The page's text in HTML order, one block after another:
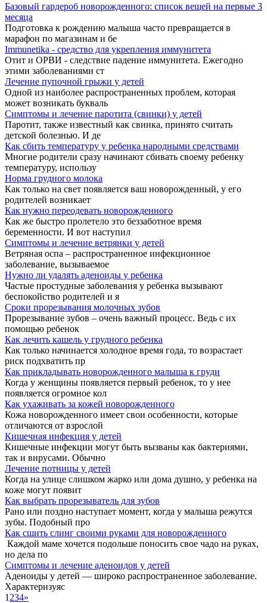
Базовый гардероб новорожденного: список вещей на первые 3
месяца
Подготовка к рождению малыша часто превращается в
марафон по магазинам и бе
Immunetika - средство для укрепления иммунитета
Отит и ОРВИ - следствие падение иммунитета. Ежегодно
этими заболеваниями ст
Лечение пупочной грыжи у детей
Одной из наиболее распространенных проблем, которая
может возникать букваль
Симптомы и лечение паротита (свинки) у детей
Паротит, также известный как свинка, принято считать
детской болезнью. И де
Как сбить температуру у ребенка народными средствами
Многие родители сразу начинают сбивать своему ребенку
температуру, использу
Норма грудного молока
Как только на свет появляется ваш новорожденный, у его
родителей возникает
Как нужно переодевать новорожденного
Как же быстро пролетело это беззаботное время
беременности. И вот наступил
Симптомы и лечение ветрянки у детей
Ветряная оспа – распространенное инфекционное
заболевание, вызываемое
Нужно ли удалять аденоиды у ребенка
Частые простудные заболевания у ребенка вызывают
беспокойство родителей и я
Сроки прорезывания молочных зубов
Прорезывание зубов – очень важный процесс. Ведь с их
помощью ребенок
Как лечить кашель у грудного ребенка
Как только начинается холодное время года, то возрастает
риск подхватить пр
Как прикладывать новорожденного малыша к груди
Когда у женщины появляется первый ребенок, то у нее
появляется огромное кол
Как ухаживать за кожей новорожденного
Кожа новорожденного имеет свои особенности, которые
отличаются от взрослой
Кишечная инфекция у детей
Кишечные инфекции могут быть вызваны как бактериями,
так и вирусами. Обычно
Лечение потницы у детей
Когда на улице слишком жарко или дома душно, у ребенка на
коже могут появит
Как выбрать прорезыватель для зубов
Рано или поздно наступает момент, когда у малыша режутся
зубы. Подобный про
Как сшить слинг своими руками для новорожденного
Каждой маме хочется подольше поносить свое чадо на руках,
но дела по
Симптомы и лечение аденоидов у детей
Аденоиды у детей — широко распространенное заболевание.
Характеризуяс
1 234»